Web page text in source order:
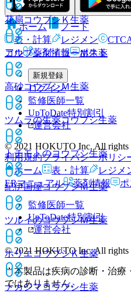
花扇コウブシＫ 生薬
コウブシダイコーＭ生薬
高砂コウブシＭ生薬
ツムラの生薬コウブシ生薬
トチモトのコウブシ生薬
紀伊国屋コウブシＭ生薬
ツルイのコウブシＭ生薬
ホリエコウブシＫ生薬
ナカジマコウブシ生薬
ホーム
ノート
表・計算
レジメン
アル
薬剤情報 ポスト
新規登録
ログイン
監修医師一覧
UpToDate特別割引
運営会社
© 2021 HOKUTO Inc. All rights
利用規約プライバシーポリシ
ホーム
表・計算 レジメ
ERマニュアル
薬剤情報 ポ
監修医師一覧
UpToDate特別割引
運営会社
© 2021 HOKUTO Inc. All rights
※本製品は疾病の診断・治療
ではありません。